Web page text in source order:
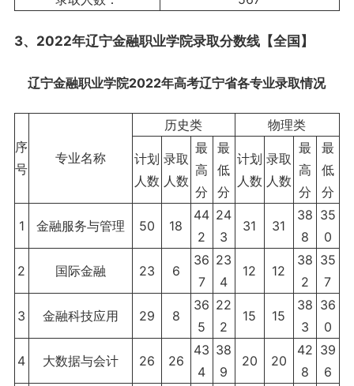
3、2022年辽宁金融职业学院录取分数线【全国】
辽宁金融职业学院2022年高考辽宁省各专业录取情况
序
号
专业名称
历史类 物理类
计划
人数
录取
人数
最
高
分
最
低
分
计划
人数
录取
人数
最
高
分
最
低
分
1 金融服务与管理 50 18
44
2
24
3
31 31
38
8
35
0
2 国际金融 23 6
36
7
23
4
12 12
38
2
35
7
3 金融科技应用 29 8
36
5
22
2
15 15
38
3
36
0
4 大数据与会计 26 26
43
4
38
9
20 20
42
8
39
6